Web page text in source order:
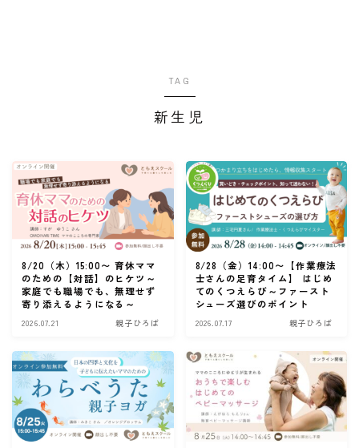
TAG
新生児
8/20（木）15:00〜 育休ママ
のための【対話】のヒケツ～
家庭でも職場でも、無理せず
寄り添えるようになる～
2026.07.21 親子ひろば
8/28（金）14:00〜【作業療法
士さんの足育タイム】 はじめ
てのくつえらび～ファースト
シューズ選びのポイント
2026.07.17 親子ひろば